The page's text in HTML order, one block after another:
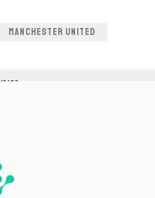
MANCHESTER UNITED